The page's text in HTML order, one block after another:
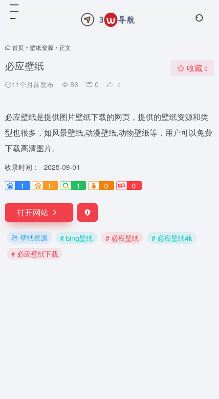
首页 • 壁纸资源 • 正文
必应壁纸
11个月前发布 86 0 0
收藏 0
必应壁纸是提供图片壁纸下载的网页，提供的壁纸资源和类
型也很多，如风景壁纸,动漫壁纸,动物壁纸等，用户可以免费
下载高清图片。
收录时间：
2025-09-01
1
1- 1 0 0
打开网站
壁纸资源 # bing壁纸 # 必应壁纸
# 必应壁纸4k
# 必应壁纸下载